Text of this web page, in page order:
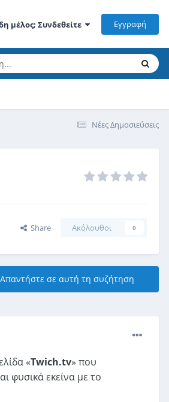
μέλος; Συνδεθείτε Εγγραφή
Νέες Δημοσιεύσεις
Share Ακόλουθοι 0
Απαντήστε σε αυτή τη συζήτηση
«Twich.tv» που
φυσικά εκείνα με το